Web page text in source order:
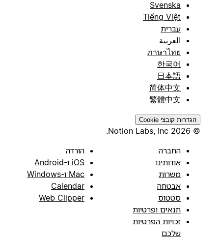
Svenska
Tiếng Việt
עברית
العربية
ภาษาไทย
한국어
日本語
简体中文
繁體中文
הגדרות קובצי Cookie
© 2026 Notion Labs, Inc.
החברה
אודותינו
משרות
אבטחה
סטטוס
תנאים ופרטיות
זכויות הפרטיות
שלכם
הורדה
iOS ו-Android
Mac ו-Windows
Calendar
Web Clipper